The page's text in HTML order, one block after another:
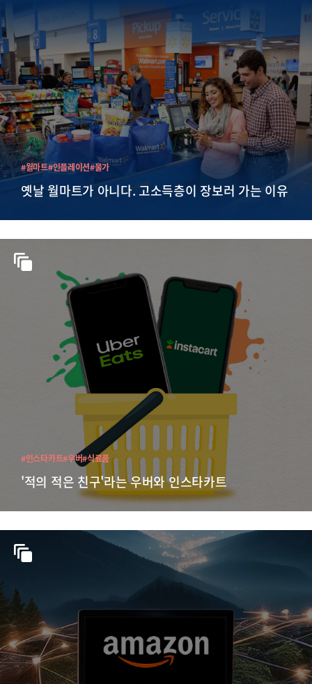
옛날 월마트가 아니다. 고소득층이 장보러 가는 이유
#월마트#인플레이션#물가
'적의 적은 친구'라는 우버와 인스타카트
#인스타카트#우버#식료품